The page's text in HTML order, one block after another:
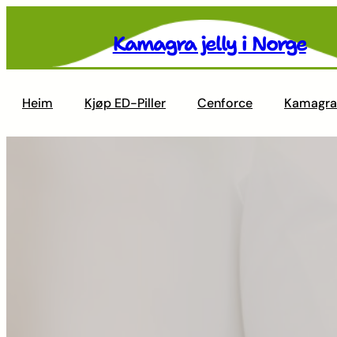
Kamagra jelly i Norge
Heim Kjøp ED-Piller Cenforce Kamagra